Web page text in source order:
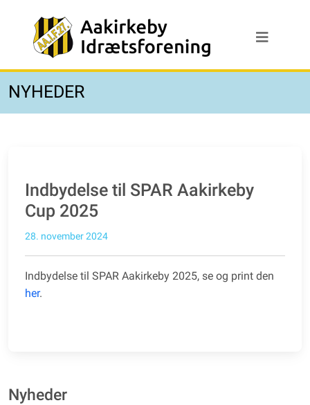
NYHEDER
Indbydelse til SPAR Aakirkeby
Cup 2025
28. november 2024
Indbydelse til SPAR Aakirkeby 2025, se og print den
her.
Nyheder